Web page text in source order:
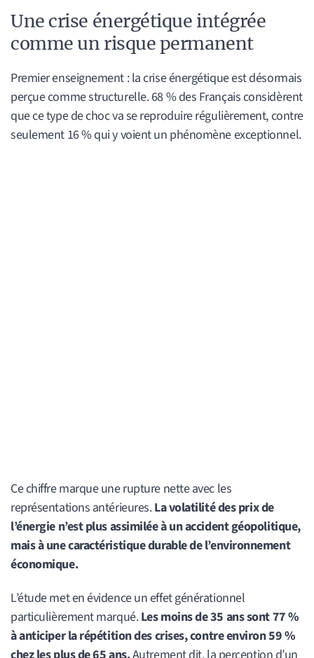
Une crise énergétique intégrée
comme un risque permanent
Premier enseignement : la crise énergétique est désormais
perçue comme structurelle. 68 % des Français considèrent
que ce type de choc va se reproduire régulièrement, contre
seulement 16 % qui y voient un phénomène exceptionnel.
Ce chiffre marque une rupture nette avec les
représentations antérieures.La volatilité des prix de
l’énergie n’est plus assimilée à un accident géopolitique,
mais à une caractéristique durable de l’environnement
économique.
L’étude met en évidence un effet générationnel
particulièrement marqué.Les moins de 35 ans sont 77 %
à anticiper la répétition des crises, contre environ 59 %